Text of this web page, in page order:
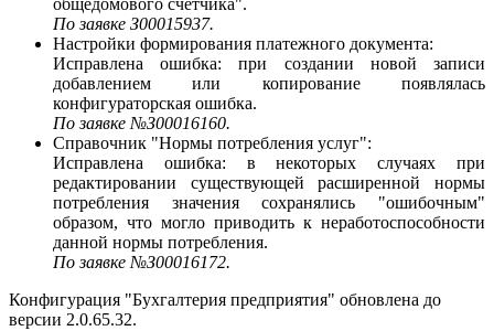
общедомового счетчика".
По заявке З00015937.
Настройки формирования платежного документа:
Исправлена ошибка: при создании новой записи
добавлением или копирование появлялась
конфигураторская ошибка.
По заявке №З00016160.
Справочник "Нормы потребления услуг":
Исправлена ошибка: в некоторых случаях при
редактировании существующей расширенной нормы
потребления значения сохранялись "ошибочным"
образом, что могло приводить к неработоспособности
данной нормы потребления.
По заявке №З00016172.
Конфигурация "Бухгалтерия предприятия" обновлена до
версии 2.0.65.32.